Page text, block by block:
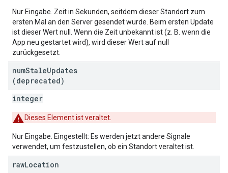
Nur Eingabe. Zeit in Sekunden, seitdem dieser Standort zum
ersten Mal an den Server gesendet wurde. Beim ersten Update
ist dieser Wert null. Wenn die Zeit unbekannt ist (z. B. wenn die
App neu gestartet wird), wird dieser Wert auf null
zurückgesetzt.
numStaleUpdates
(deprecated)
integer
Dieses Element ist veraltet.
Nur Eingabe. Eingestellt: Es werden jetzt andere Signale
verwendet, um festzustellen, ob ein Standort veraltet ist.
rawLocation